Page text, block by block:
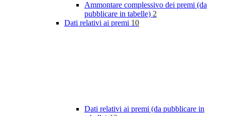
Ammontare complessivo dei premi (da
pubblicare in tabelle) 2
Dati relativi ai premi 10
Dati relativi ai premi (da pubblicare in